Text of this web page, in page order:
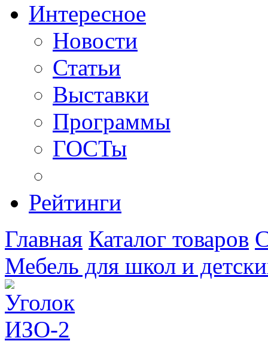
Интересное
Новости
Статьи
Выставки
Программы
ГОСТы
Рейтинги
Главная Каталог товаров
Мебель для школ и